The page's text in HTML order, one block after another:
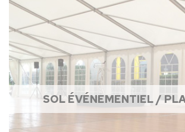
SOL ÉVÉNEMENTIEL /